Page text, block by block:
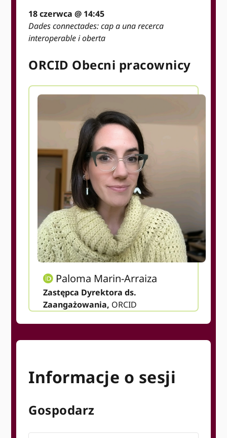
18 czerwca @ 14:45
Dades connectades: cap a una recerca
interoperable i oberta
ORCID Obecni pracownicy
Paloma Marin-Arraiza
Zastępca Dyrektora ds.
Zaangażowania, ORCID
Informacje o sesji
Gospodarz